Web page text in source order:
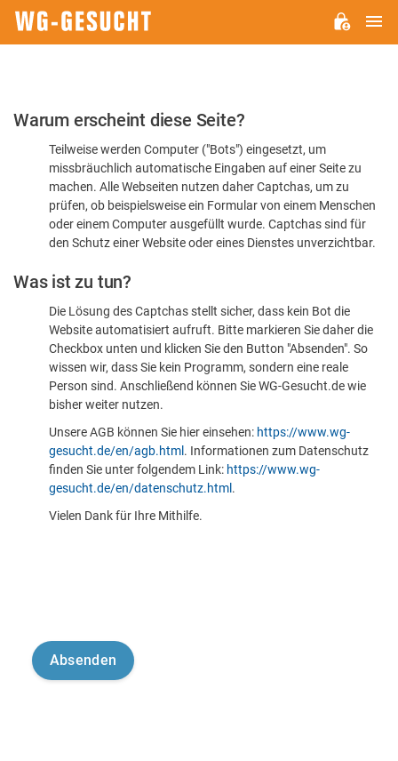
Bitte
dass
sind
Warum erscheint diese Seite?
Teilweise werden Computer ("Bots") eingesetzt, um
missbräuchlich automatische Eingaben auf einer Seite zu
machen. Alle Webseiten nutzen daher Captchas, um zu
prüfen, ob beispielsweise ein Formular von einem Menschen
oder einem Computer ausgefüllt wurde. Captchas sind für
den Schutz einer Website oder eines Dienstes unverzichtbar.
Was ist zu tun?
Die Lösung des Captchas stellt sicher, dass kein Bot die
Website automatisiert aufruft. Bitte markieren Sie daher die
Checkbox unten und klicken Sie den Button "Absenden". So
wissen wir, dass Sie kein Programm, sondern eine reale
Person sind. Anschließend können Sie WG-Gesucht.de wie
bisher weiter nutzen.
Unsere AGB können Sie hier einsehen: https://www.wg-
gesucht.de/en/agb.html . Informationen zum Datenschutz
finden Sie unter folgendem Link: https://www.wg-
gesucht.de/en/datenschutz.html .
Vielen Dank für Ihre Mithilfe.